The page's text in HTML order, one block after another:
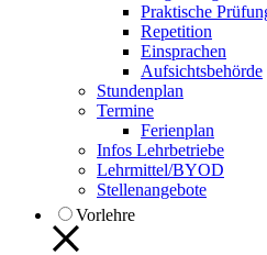
Praktische
Repetition
Einsprachen
Aufsichtsbehörde
Stundenplan
Termine
Ferienplan
Infos Lehrbetriebe
Lehrmittel/BYOD
Stellenangebote
Vorlehre